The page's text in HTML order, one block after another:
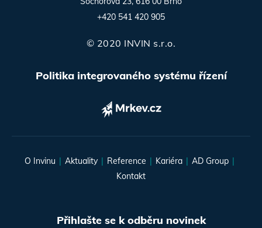
+420 541 420 905
© 2020 INVIN s.r.o.
Politika integrovaného systému řízení
O Invinu Aktuality Reference Kariéra
AD Group
Kontakt
Přihlašte se k odběru novinek